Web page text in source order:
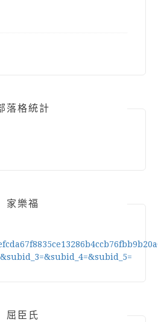
落格統計
家樂福
屈臣氏